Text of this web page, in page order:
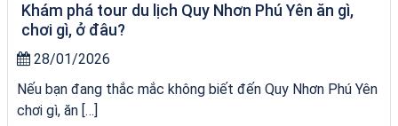
Khám phá tour du lịch Quy Nhơn Phú Yên ăn gì,
chơi gì, ở đâu?
28/01/2026
Nếu bạn đang thắc mắc không biết đến Quy Nhơn Phú Yên
chơi gì, ăn […]